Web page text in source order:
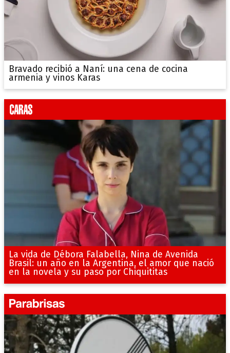
Bravado recibió a Naní: una cena de cocina
armenia y vinos Karas
La vida de Débora Falabella, Nina de Avenida
Brasil: un año en la Argentina, el amor que nació
en la novela y su paso por Chiquititas